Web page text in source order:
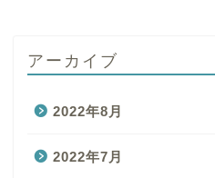
アーカイブ
2022年8月
2022年7月